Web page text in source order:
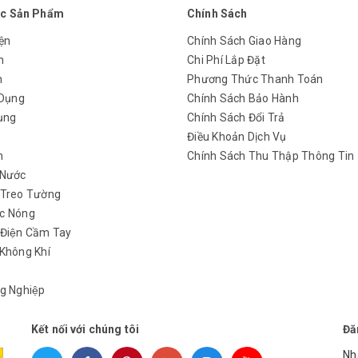
GBH 2-28 DFV
động mạnh mẽ với công suất lên tới 850W. Máy ưu tiên về tốc độ
cứng. Đặc biệt máy tích hợp tấm ly hợp chống rung kết hợp với
Sản Phẩm
Tường
Nóng
Cầm Tay
Khí
Nghiệp
Chính Sách
Chính Sách Giao Hàng
Chi Phí Lắp Đặt
Phương Thức Thanh Toán
Chính Sách Bảo Hành
Chính Sách Đổi Trả
Điều Khoản Dịch Vụ
Chính Sách Thu Thập Thông Tin
Kết nối với chúng tôi